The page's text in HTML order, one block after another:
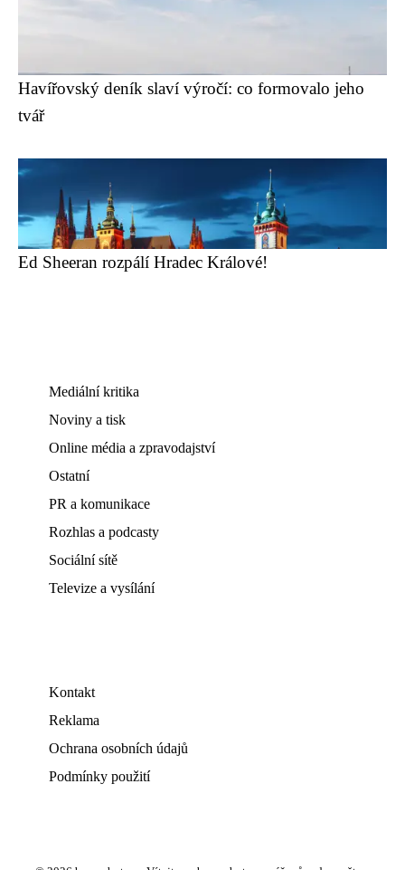
Havířovský deník slaví výročí: co formovalo jeho
tvář
Ed Sheeran rozpálí Hradec Králové!
Mediální kritika
Noviny a tisk
Online média a zpravodajství
Ostatní
PR a komunikace
Rozhlas a podcasty
Sociální sítě
Televize a vysílání
Kontakt
Reklama
Ochrana osobních údajů
Podmínky použití